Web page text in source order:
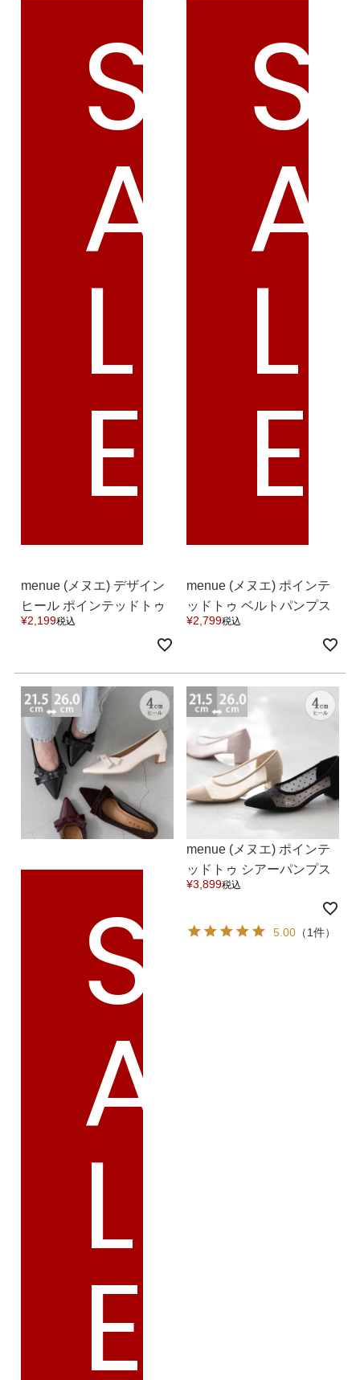
S
A
L
E
menue (メヌエ) デザイン
ヒール ポインテッドトゥ
パンプス 送料無料
¥2,199税込
S
A
L
E
menue (メヌエ) ポインテ
ッドトゥ ベルトパンプス
送料無料
¥2,799税込
S
A
L
E
menue (メヌエ) ポインテ
ッドトゥ シアーパンプス
送料無料
¥3,899税込
5.00 （1件）